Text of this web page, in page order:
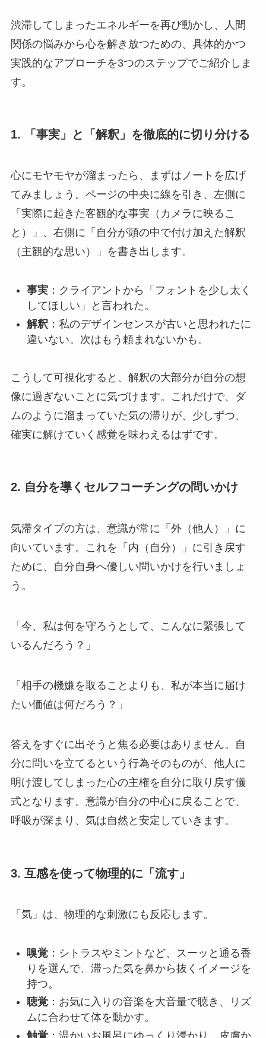
渋滞してしまったエネルギーを再び動かし、人間
関係の悩みから心を解き放つための、具体的かつ
実践的なアプローチを3つのステップでご紹介しま
す。
1. 「事実」と「解釈」を徹底的に切り分ける
心にモヤモヤが溜まったら、まずはノートを広げ
てみましょう。ページの中央に線を引き、左側に
「実際に起きた客観的な事実（カメラに映るこ
と）」、右側に「自分が頭の中で付け加えた解釈
（主観的な思い）」を書き出します。
事実：クライアントから「フォントを少し太く
してほしい」と言われた。
解釈：私のデザインセンスが古いと思われたに
違いない。次はもう頼まれないかも。
こうして可視化すると、解釈の大部分が自分の想
像に過ぎないことに気づけます。これだけで、ダ
ムのように溜まっていた気の滞りが、少しずつ、
確実に解けていく感覚を味わえるはずです。
2. 自分を導くセルフコーチングの問いかけ
気滞タイプの方は、意識が常に「外（他人）」に
向いています。これを「内（自分）」に引き戻す
ために、自分自身へ優しい問いかけを行いましょ
う。
「今、私は何を守ろうとして、こんなに緊張して
いるんだろう？」
「相手の機嫌を取ることよりも、私が本当に届け
たい価値は何だろう？」
答えをすぐに出そうと焦る必要はありません。自
分に問いを立てるという行為そのものが、他人に
明け渡してしまった心の主権を自分に取り戻す儀
式となります。意識が自分の中心に戻ることで、
呼吸が深まり、気は自然と安定していきます。
3. 互感を使って物理的に「流す」
「気」は、物理的な刺激にも反応します。
嗅覚：シトラスやミントなど、スーッと通る香
りを選んで、滞った気を鼻から抜くイメージを
持つ。
聴覚：お気に入りの音楽を大音量で聴き、リズ
ムに合わせて体を動かす。
触覚：温かいお風呂にゆっくり浸かり、皮膚か